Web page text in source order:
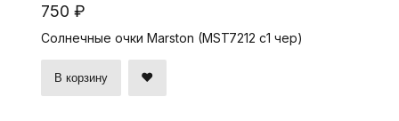
750 ₽
Солнечные очки Marston (MST7212 c1 чер)
В корзину